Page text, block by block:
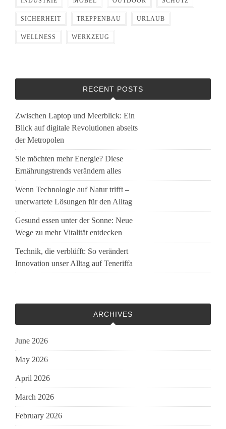
SICHERHEIT TREPPENBAU URLAUB
WELLNESS WERKZEUG
RECENT POSTS
Zwischen Laptop und Meerblick: Ein
Blick auf digitale Revolutionen abseits
der Metropolen
Sie möchten mehr Energie? Diese
Ernährungstrends verändern alles
Wenn Technologie auf Natur trifft –
unerwartete Lösungen für den Alltag
Gesund essen unter der Sonne: Neue
Wege zu mehr Vitalität entdecken
Technik, die verblüfft: So verändert
Innovation unser Alltag auf Teneriffa
ARCHIVES
June 2026
May 2026
April 2026
March 2026
February 2026